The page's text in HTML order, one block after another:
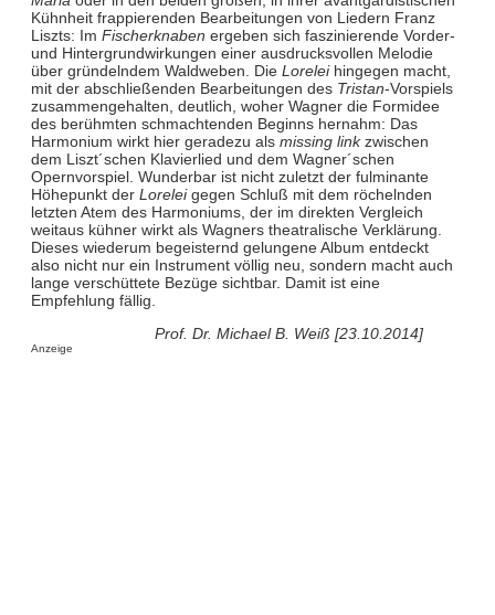
Kühnheit frappierenden Bearbeitungen von Liedern Franz
Liszts: Im Fischerknaben ergeben sich faszinierende Vorder-
und Hintergrundwirkungen einer ausdrucksvollen Melodie
über gründelndem Waldweben. Die Lorelei hingegen macht,
mit der abschließenden Bearbeitungen des Tristan-Vorspiels
zusammengehalten, deutlich, woher Wagner die Formidee
des berühmten schmachtenden Beginns hernahm: Das
Harmonium wirkt hier geradezu als missing linkzwischen
dem Liszt´schen Klavierlied und dem Wagner´schen
Opernvorspiel. Wunderbar ist nicht zuletzt der fulminante
Höhepunkt der Loreleigegen Schluß mit dem röchelnden
letzten Atem des Harmoniums, der im direkten Vergleich
weitaus kühner wirkt als Wagners theatralische Verklärung.
Dieses wiederum begeisternd gelungene Album entdeckt
also nicht nur ein Instrument völlig neu, sondern macht auch
lange verschüttete Bezüge sichtbar. Damit ist eine
Empfehlung fällig.
Prof. Dr. Michael B. Weiß [23.10.2014]
Anzeige